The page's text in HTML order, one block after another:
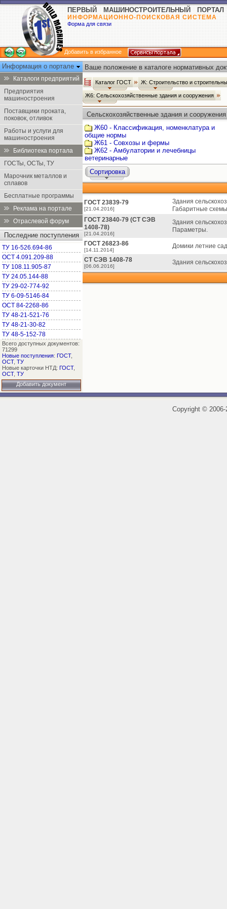
ПЕРВЫЙ МАШИНОСТРОИТЕЛЬНЫЙ ПОРТАЛ
ИНФОРМАЦИОННО-ПОИСКОВАЯ СИСТЕМА
Форма для связи
Добавить в избранное
Информация о портале
Каталоги предприятий
Предприятия
машиностроения
Поставщики проката,
поковок, отливок
Работы и услуги для
машиностроения
Библиотека портала
ГОСТы, ОСТы, ТУ
Марочник металлов и
сплавов
Бесплатные программы
Реклама на портале
Отраслевой форум
Последние поступления
ТУ 16-526.694-86
ОСТ 4.091.209-88
ТУ 108.11.905-87
ТУ 24.05.144-88
ТУ 29-02-774-92
ТУ 6-09-5146-84
ОСТ 84-2268-86
ТУ 48-21-521-76
ТУ 48-21-30-82
ТУ 48-5-152-78
Всего доступных документов:
71299
Новые поступления: ГОСТ,
ОСТ, ТУ
Новые карточки НТД: ГОСТ,
ОСТ, ТУ
Добавить документ
Ваше положение в каталоге нормативных
Каталог ГОСТ Ж: Строительство и
Ж6: Сельскохозяйственные здания и сооружения
Сельскохозяйственные здания и
Ж60 - Классификация, номенклатура и
общие нормы
Ж61 - Совхозы и фермы
Ж62 - Амбулатории и лечебницы
ветеринарные
Сортировка
ГОСТ 23839-79
[21.04.2016]
Здания
Габаритные
ГОСТ 23840-79 (СТ СЭВ
1408-78)
[21.04.2016]
Здания
Параметры.
ГОСТ 26823-86
[14.11.2014]
Домики летние
СТ СЭВ 1408-78
[06.06.2016]
Здания
Copyright ©